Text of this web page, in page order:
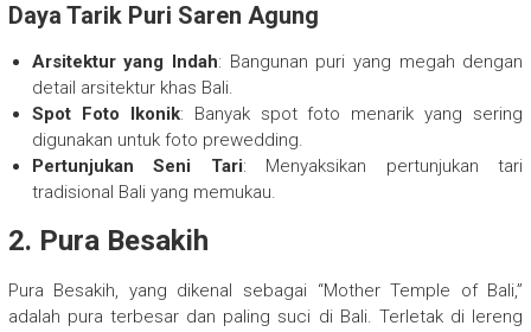
Daya Tarik Puri Saren Agung
Arsitektur yang Indah: Bangunan puri yang megah dengan
detail arsitektur khas Bali.
Spot Foto Ikonik: Banyak spot foto menarik yang sering
digunakan untuk foto prewedding.
Pertunjukan Seni Tari: Menyaksikan pertunjukan tari
tradisional Bali yang memukau.
2. Pura Besakih
Pura Besakih, yang dikenal sebagai “Mother Temple of Bali,”
adalah pura terbesar dan paling suci di Bali. Terletak di lereng